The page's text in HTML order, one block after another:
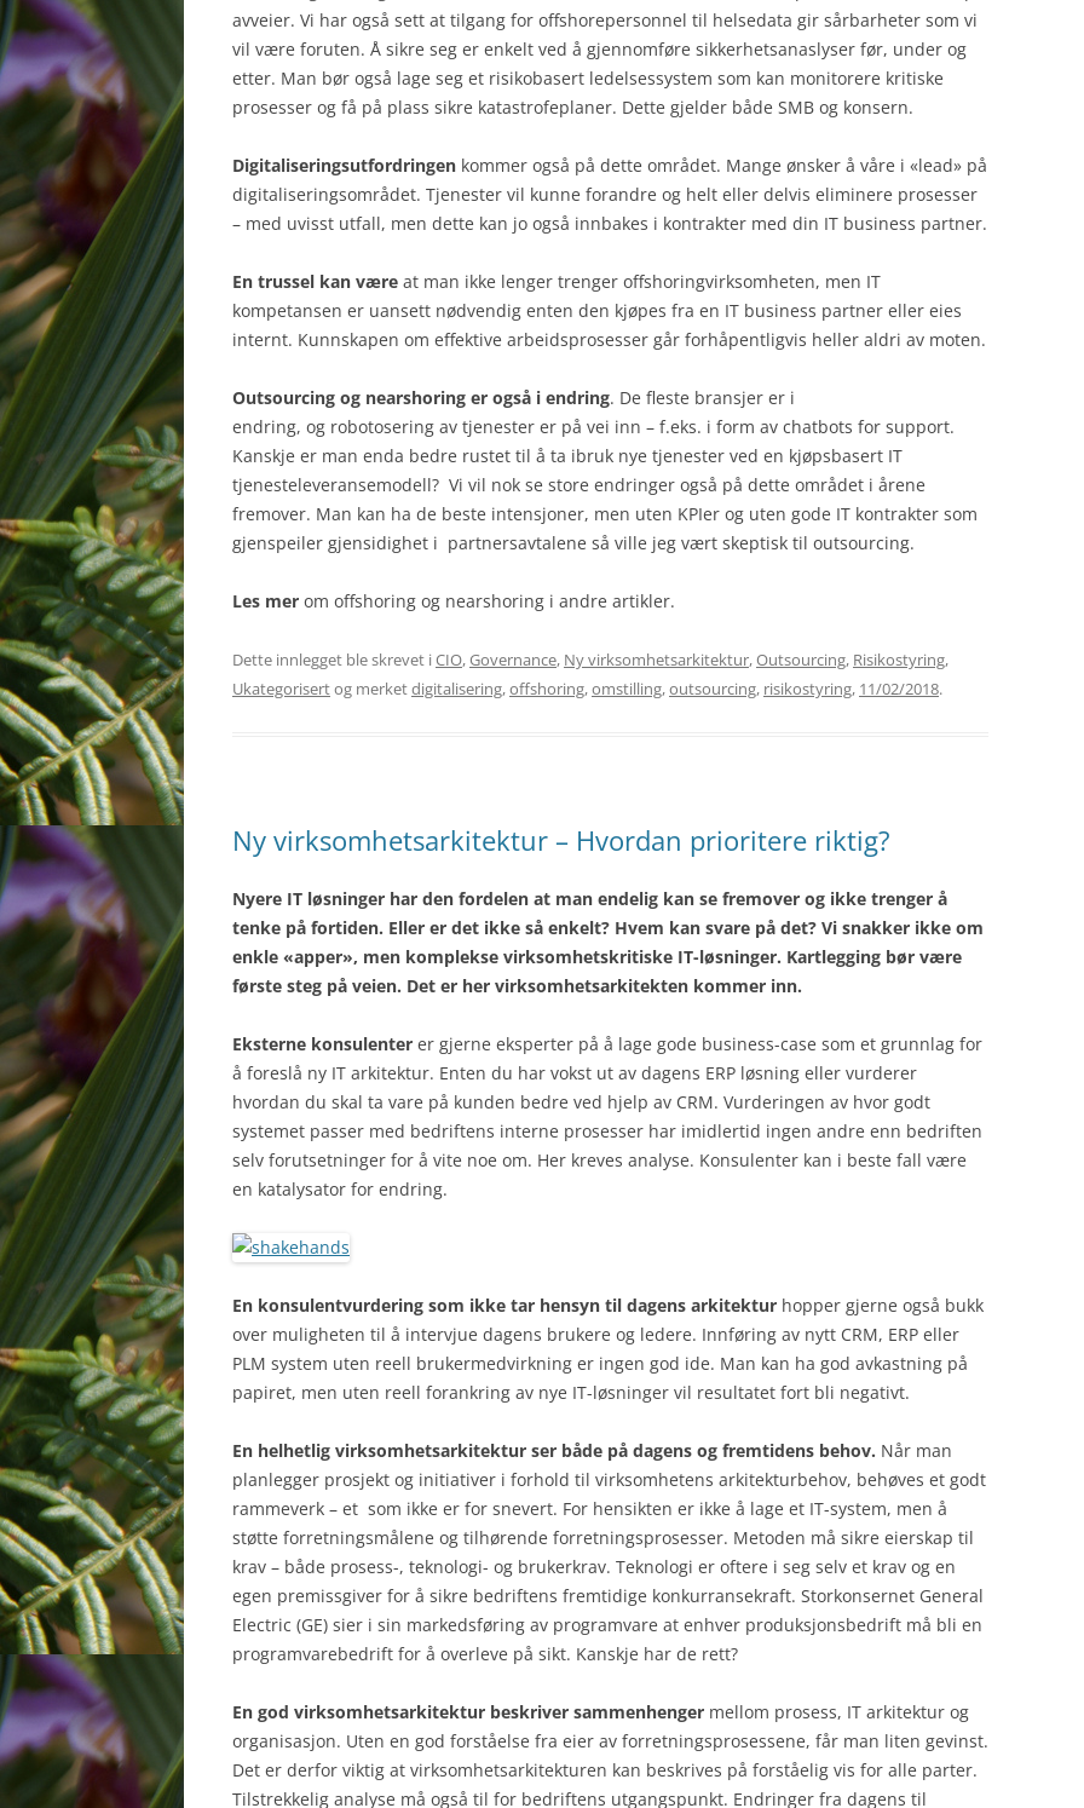
avveier. Vi har også sett at tilgang for offshorepersonnel til helsedata gir sårbarheter som vi
vil være foruten. Å sikre seg er enkelt ved å gjennomføre sikkerhetsanaslyser før, under og
etter. Man bør også lage seg et risikobasert ledelsessystem som kan monitorere kritiske
prosesser og få på plass sikre katastrofeplaner. Dette gjelder både SMB og konsern.
Digitaliseringsutfordringen kommer også på dette området. Mange ønsker å våre i «lead» på
digitaliseringsområdet. Tjenester vil kunne forandre og helt eller delvis eliminere prosesser
– med uvisst utfall, men dette kan jo også innbakes i kontrakter med din IT business partner.
En trussel kan være at man ikke lenger trenger offshoringvirksomheten, men IT
kompetansen er uansett nødvendig enten den kjøpes fra en IT business partner eller eies
internt. Kunnskapen om effektive arbeidsprosesser går forhåpentligvis heller aldri av moten.
Outsourcing og nearshoring er også i endring. De fleste bransjer er i
endring, og robotosering av tjenester er på vei inn – f.eks. i form av chatbots for support.
Kanskje er man enda bedre rustet til å ta ibruk nye tjenester ved en kjøpsbasert IT
tjenesteleveransemodell? Vi vil nok se store endringer også på dette området i årene
fremover. Man kan ha de beste intensjoner, men uten KPIer og uten gode IT kontrakter som
gjenspeiler gjensidighet i partnersavtalene så ville jeg vært skeptisk til outsourcing.
Les mer om offshoring og nearshoring i andre artikler.
Dette innlegget ble skrevet iCIO,Governance, Ny virksomhetsarkitektur,Outsourcing, Risikostyring,
Ukategorisertog merketdigitalisering,offshoring,omstilling,outsourcing, risikostyring, 11/02/2018.
Ny virksomhetsarkitektur – Hvordan prioritere riktig?
Nyere IT løsninger har den fordelen at man endelig kan se fremover og ikke trenger å
tenke på fortiden. Eller er det ikke så enkelt? Hvem kan svare på det? Vi snakker ikke om
enkle «apper», men komplekse virksomhetskritiske IT-løsninger. Kartlegging bør være
første steg på veien. Det er her virksomhetsarkitekten kommer inn.
Eksterne konsulenter er gjerne eksperter på å lage gode business-case som et grunnlag for
å foreslå ny IT arkitektur. Enten du har vokst ut av dagens ERP løsning eller vurderer
hvordan du skal ta vare på kunden bedre ved hjelp av CRM. Vurderingen av hvor godt
systemet passer med bedriftens interne prosesser har imidlertid ingen andre enn bedriften
selv forutsetninger for å vite noe om. Her kreves analyse. Konsulenter kan i beste fall være
en katalysator for endring.
En konsulentvurdering som ikke tar hensyn til dagens arkitektur hopper gjerne også bukk
over muligheten til å intervjue dagens brukere og ledere. Innføring av nytt CRM, ERP eller
PLM system uten reell brukermedvirkning er ingen god ide. Man kan ha god avkastning på
papiret, men uten reell forankring av nye IT-løsninger vil resultatet fort bli negativt.
En helhetlig virksomhetsarkitektur ser både på dagens og fremtidens behov. Når man
planlegger prosjekt og initiativer i forhold til virksomhetens arkitekturbehov, behøves et godt
rammeverk – et som ikke er for snevert. For hensikten er ikke å lage et IT-system, men å
støtte forretningsmålene og tilhørende forretningsprosesser. Metoden må sikre eierskap til
krav – både prosess-, teknologi- og brukerkrav. Teknologi er oftere i seg selv et krav og en
egen premissgiver for å sikre bedriftens fremtidige konkurransekraft. Storkonsernet General
Electric (GE) sier i sin markedsføring av programvare at enhver produksjonsbedrift må bli en
programvarebedrift for å overleve på sikt. Kanskje har de rett?
En god virksomhetsarkitektur beskriver sammenhenger mellom prosess, IT arkitektur og
organisasjon. Uten en god forståelse fra eier av forretningsprosessene, får man liten gevinst.
Det er derfor viktig at virksomhetsarkitekturen kan beskrives på forståelig vis for alle parter.
Tilstrekkelig analyse må også til for bedriftens utgangspunkt. Endringer fra dagens til